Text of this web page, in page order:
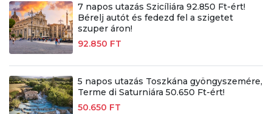
7 napos utazás Szicíliára 92.850 Ft-ért!
Bérelj autót és fedezd fel a szigetet
szuper áron!
92.850 FT
5 napos utazás Toszkána gyöngyszemére,
Terme di Saturniára 50.650 Ft-ért!
50.650 FT